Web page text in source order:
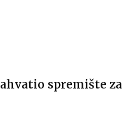
spremište za